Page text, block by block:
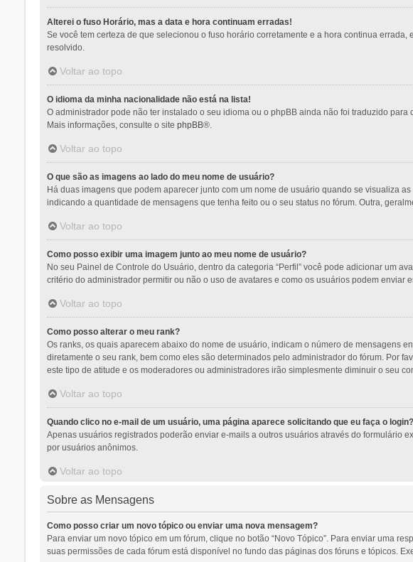
Alterei o fuso Horário, mas a data e hora continuam erradas!
Se você tem certeza de que selecionou o fuso horário corretamente e a hora continua
resolvido.
Voltar ao topo
O idioma da minha nacionalidade não está na lista!
O administrador pode não ter instalado o seu idioma ou o phpBB ainda não foi traduzido
Mais informações, consulte o site phpBB®.
Voltar ao topo
O que são as imagens ao lado do meu nome de usuário?
Há duas imagens que podem aparecer junto com um nome de usuário quando se visualiza
indicando a quantidade de mensagens que tenha feito ou o seu status no fórum. Outra,
Voltar ao topo
Como posso exibir uma imagem junto ao meu nome de usuário?
No seu Painel de Controle do Usuário, dentro da categoria “Perfil” você pode adicionar um
critério do administrador permitir ou não o uso de avatares e como os usuários podem
Voltar ao topo
Como posso alterar o meu rank?
Os ranks, os quais aparecem abaixo do nome de usuário, indicam o número de mensagens
diretamente o seu rank, bem como eles são determinados pelo administrador do fórum. Por
este tipo de atitude e os moderadores ou administradores irão simplesmente diminuir o seu
Voltar ao topo
Quando clico no e-mail de um usuário, uma página aparece solicitando que eu faça o
Apenas usuários registrados poderão enviar e-mails a outros usuários através do formulário
por usuários anônimos.
Voltar ao topo
Sobre as Mensagens
Como posso criar um novo tópico ou enviar uma nova mensagem?
Para enviar um novo tópico em um fórum, clique no botão “Novo Tópico”. Para enviar uma
suas permissões de cada fórum está disponível no fundo das páginas dos fóruns e tópicos.